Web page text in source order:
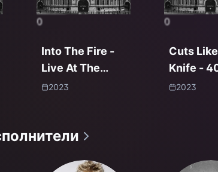
0
Into The Fire -
Live At The
Royal Albert
2023
0
Cuts
Knife -
2023